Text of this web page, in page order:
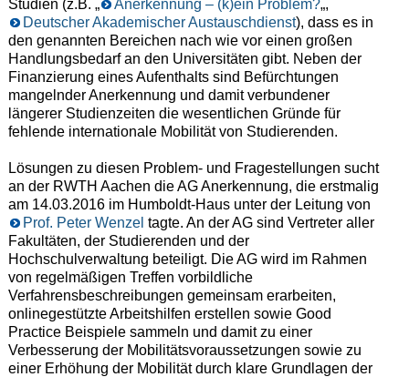
Studien (z.B. „ Anerkennung – (k)ein Problem?„,
Deutscher Akademischer Austauschdienst), dass es in
den genannten Bereichen nach wie vor einen großen
Handlungsbedarf an den Universitäten gibt. Neben der
Finanzierung eines Aufenthalts sind Befürchtungen
mangelnder Anerkennung und damit verbundener
längerer Studienzeiten die wesentlichen Gründe für
fehlende internationale Mobilität von Studierenden.
Lösungen zu diesen Problem- und Fragestellungen sucht
an der RWTH Aachen die AG Anerkennung, die erstmalig
am 14.03.2016 im Humboldt-Haus unter der Leitung von
Prof. Peter Wenzel tagte. An der AG sind Vertreter aller
Fakultäten, der Studierenden und der
Hochschulverwaltung beteiligt. Die AG wird im Rahmen
von regelmäßigen Treffen vorbildliche
Verfahrensbeschreibungen gemeinsam erarbeiten,
onlinegestützte Arbeitshilfen erstellen sowie Good
Practice Beispiele sammeln und damit zu einer
Verbesserung der Mobilitätsvoraussetzungen sowie zu
einer Erhöhung der Mobilität durch klare Grundlagen der